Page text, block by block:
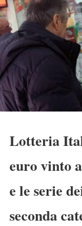
Lotteria
euro vinto
e le serie
seconda